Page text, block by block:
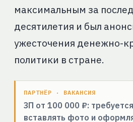
максимальным за
десятилетия и был
ужесточения денежно-
политики в стране.
ПАРТНЁР · ВАКАНСИЯ
ЗП от 100 000 ₽:
вставлять фото и